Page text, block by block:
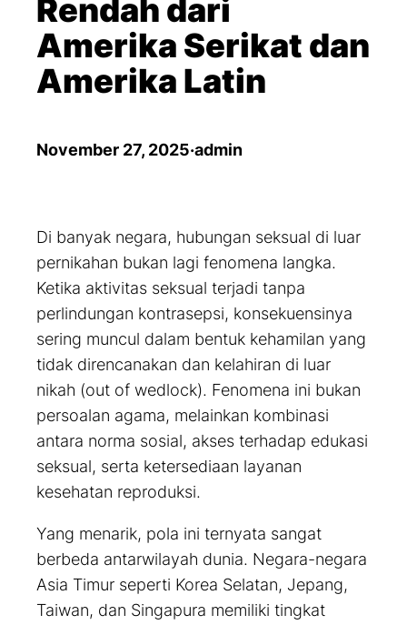
Rendah dari
Amerika Serikat dan
Amerika Latin
November 27, 2025·admin
Di banyak negara, hubungan seksual di luar
pernikahan bukan lagi fenomena langka.
Ketika aktivitas seksual terjadi tanpa
perlindungan kontrasepsi, konsekuensinya
sering muncul dalam bentuk kehamilan yang
tidak direncanakan dan kelahiran di luar
nikah (out of wedlock). Fenomena ini bukan
persoalan agama, melainkan kombinasi
antara norma sosial, akses terhadap edukasi
seksual, serta ketersediaan layanan
kesehatan reproduksi.
Yang menarik, pola ini ternyata sangat
berbeda antarwilayah dunia. Negara-negara
Asia Timur seperti Korea Selatan, Jepang,
Taiwan, dan Singapura memiliki tingkat